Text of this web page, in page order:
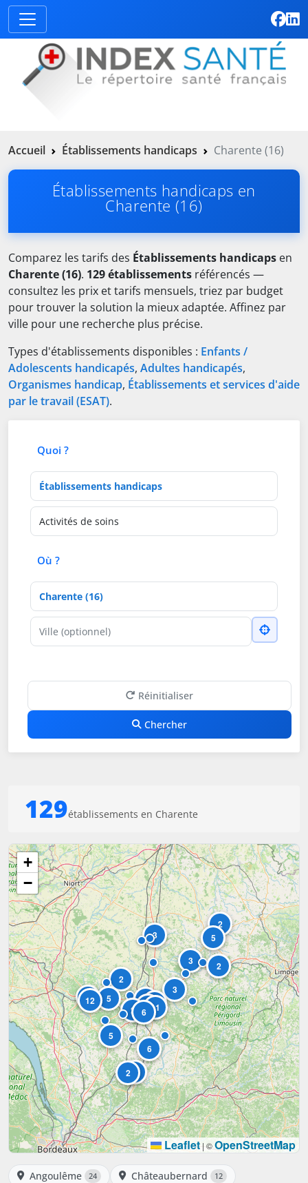
Accueil Établissements handicaps Charente (16)
Établissements handicaps en
Charente (16)
Comparez les tarifs des Établissements handicaps en
Charente (16). 129 établissements référencés —
consultez les prix et tarifs mensuels, triez par budget
pour trouver la solution la mieux adaptée. Affinez par
ville pour une recherche plus précise.
Types d'établissements disponibles : Enfants /
Adolescents handicapés, Adultes handicapés,
Organismes handicap, Établissements et services d'aide
par le travail (ESAT).
Quoi ?
Type d'établissement
Activités de soins
Où ?
Département
Ville
Réinitialiser
Chercher
129établissements en Charente
24
3
9
5
5
3
6 11
12 5
6
6
3
2
3
2
2
2
2
2
+
−
Leaflet | ©OpenStreetMap
Angoulême 24 Châteaubernard 12